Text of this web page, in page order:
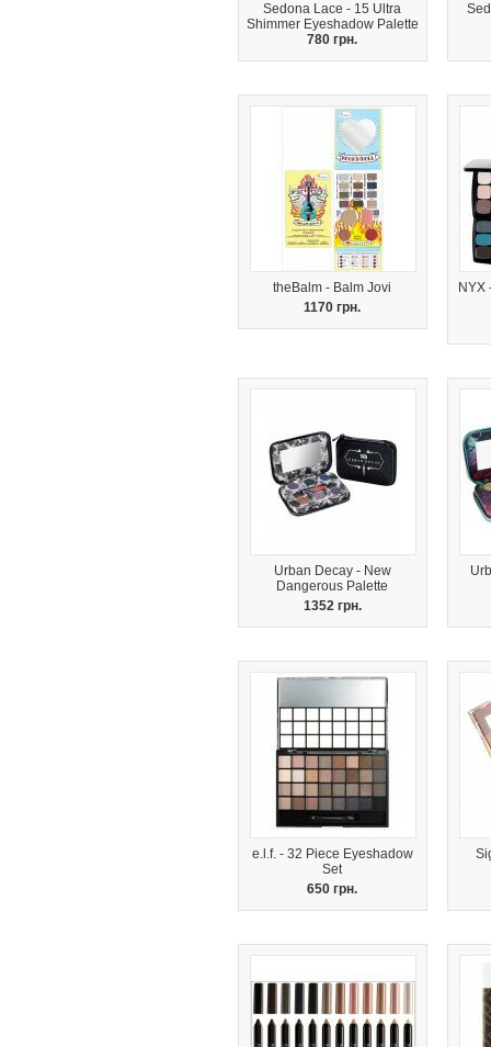
Sedona Lace - 15 Ultra
Shimmer Eyeshadow Palette
780 грн.
theBalm - Balm Jovi
1170 грн.
NYX
Urban Decay - New
Dangerous Palette
1352 грн.
e.l.f. - 32 Piece Eyeshadow
Set
650 грн.